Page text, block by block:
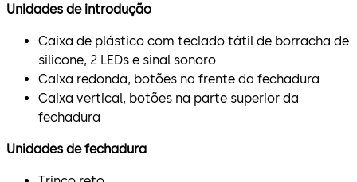
Unidades de introdução
Caixa de plástico com teclado tátil de borracha de
silicone, 2 LEDs e sinal sonoro
Caixa redonda, botões na frente da fechadura
Caixa vertical, botões na parte superior da
fechadura
Unidades de fechadura